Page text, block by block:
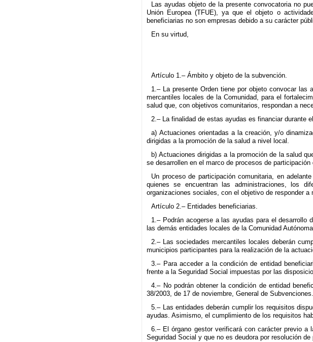
Las ayudas objeto de la presente convocatoria no
Unión Europea (TFUE), ya que el objeto o
beneficiarias no son empresas debido a su carácter
En su virtud,
Artículo 1.– Ámbito y objeto de la subvención.
1.– La presente Orden tiene por objeto convocar
mercantiles locales de la Comunidad, para el
salud que, con objetivos comunitarios, respondan a
2.– La finalidad de estas ayudas es financiar durante
a) Actuaciones orientadas a la creación, y/o
dirigidas a la promoción de la salud a nivel local.
b) Actuaciones dirigidas a la promoción de la salud
se desarrollen en el marco de procesos de participación
Un proceso de participación comunitaria, en
quienes se encuentran las administraciones, los
organizaciones sociales, con el objetivo de responder
Artículo 2.– Entidades beneficiarias.
1.– Podrán acogerse a las ayudas para el
las demás entidades locales de la Comunidad
2.– Las sociedades mercantiles locales deberán
municipios participantes para la realización de la
3.– Para acceder a la condición de entidad
frente a la Seguridad Social impuestas por las
4.– No podrán obtener la condición de entidad
38/2003, de 17 de noviembre, General de Subvenciones.
5.– Las entidades deberán cumplir los requisitos
ayudas. Asimismo, el cumplimiento de los requisitos
6.– El órgano gestor verificará con carácter previo
Seguridad Social y que no es deudora por resolución de